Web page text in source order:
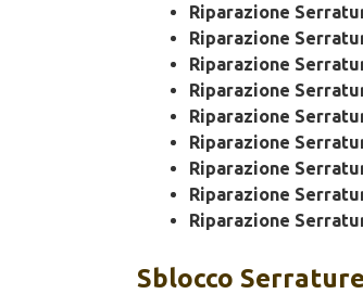
Riparazione
Riparazione
Riparazione
Riparazione
Riparazione
Riparazione
Riparazione
Riparazione
Riparazione
Sblocco